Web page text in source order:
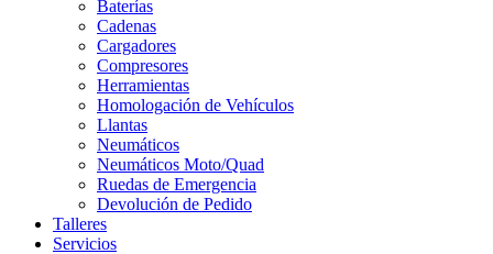
Baterías
Cadenas
Cargadores
Compresores
Herramientas
Homologación de Vehículos
Llantas
Neumáticos
Neumáticos Moto/Quad
Ruedas de Emergencia
Devolución de Pedido
Talleres
Servicios